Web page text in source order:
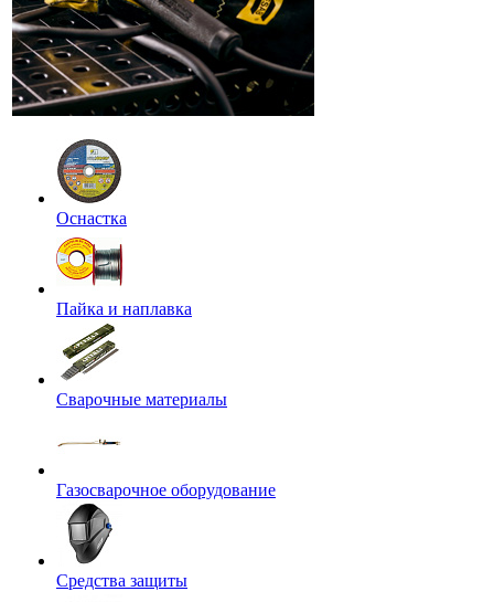
Оснастка
Пайка и наплавка
Сварочные материалы
Газосварочное оборудование
Средства защиты